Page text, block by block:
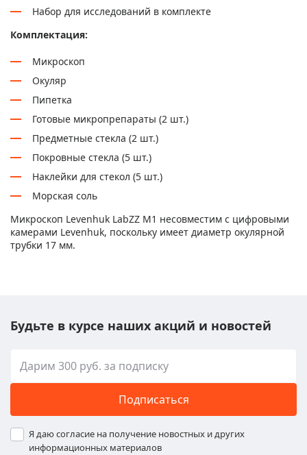
Набор для исследований в комплекте
Комплектация:
Микроскоп
Окуляр
Пипетка
Готовые микропрепараты (2 шт.)
Предметные стекла (2 шт.)
Покровные стекла (5 шт.)
Наклейки для стекол (5 шт.)
Морская соль
Микроскоп Levenhuk LabZZ M1 несовместим с цифровыми
камерами Levenhuk, поскольку имеет диаметр окулярной
трубки 17 мм.
Будьте в курсе наших акций и новостей
Подписаться
Я даю согласие на получение новостных и других
информационных материалов